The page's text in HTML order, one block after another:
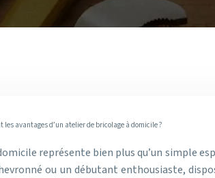
les avantages d’un atelier de bricolage à domicile ?
représente bien plus qu’un simple
ou un débutant enthousiaste,